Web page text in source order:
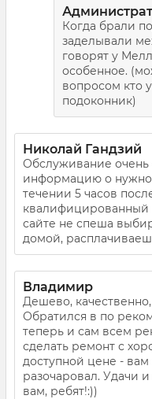
Когда брали
заделывали
говорят у
особенное.
вопросом кто
подоконник)
Николай Гандзий
Обслуживание
информацию о
течении 5 часов
квалифицированный
сайте не спеша
домой,
Владимир
Дешево,
Обратился в по
теперь и сам всем
сделать ремонт с
доступной цене -
разочаровал. Удачи
вам, ребят!:))